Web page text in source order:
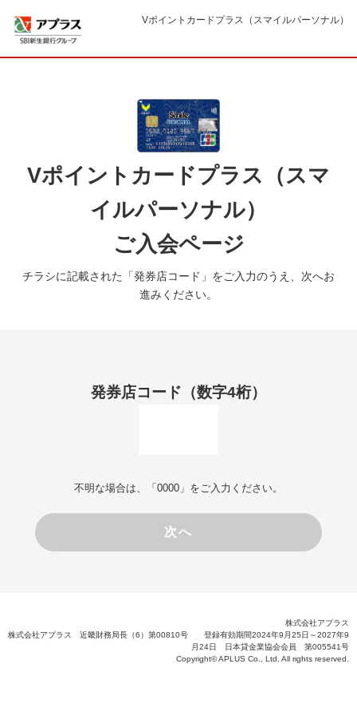
Vポイントカードプラス（スマイルパーソナル）
Vポイントカードプラス（スマ
イルパーソナル）
ご入会ページ
チラシに記載された「発券店コード」をご入力のうえ、次へお
進みください。
発券店コード（数字4桁）
不明な場合は、「0000」をご入力ください。
次へ
株式会社アプラス
株式会社アプラス 近畿財務局長（6）第00810号 登録有効期間2024年9月25日～2027年9
月24日 日本貸金業協会会員 第005541号
Copyright© APLUS Co., Ltd. All rights reserved.